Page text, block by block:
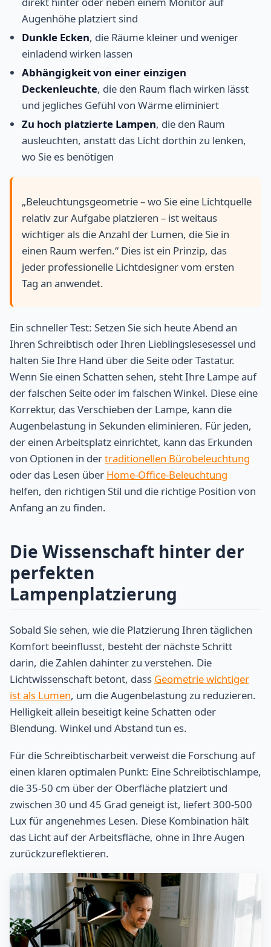
Augenhöhe platziert sind
Dunkle Ecken, die Räume kleiner und weniger
einladend wirken lassen
Abhängigkeit von einer einzigen
Deckenleuchte, die den Raum flach wirken lässt
und jegliches Gefühl von Wärme eliminiert
Zu hoch platzierte Lampen, die den Raum
ausleuchten, anstatt das Licht dorthin zu lenken,
wo Sie es benötigen
„Beleuchtungsgeometrie – wo Sie eine Lichtquelle
relativ zur Aufgabe platzieren – ist weitaus
wichtiger als die Anzahl der Lumen, die Sie in
einen Raum werfen.“ Dies ist ein Prinzip, das
jeder professionelle Lichtdesigner vom ersten
Tag an anwendet.
Ein schneller Test: Setzen Sie sich heute Abend an
Ihren Schreibtisch oder Ihren Lieblingslesesessel und
halten Sie Ihre Hand über die Seite oder Tastatur.
Wenn Sie einen Schatten sehen, steht Ihre Lampe auf
der falschen Seite oder im falschen Winkel. Diese eine
Korrektur, das Verschieben der Lampe, kann die
Augenbelastung in Sekunden eliminieren. Für jeden,
der einen Arbeitsplatz einrichtet, kann das Erkunden
von Optionen in dertraditionellen Bürobeleuchtung
oder das Lesen über Home-Office-Beleuchtung
helfen, den richtigen Stil und die richtige Position von
Anfang an zu finden.
Die Wissenschaft hinter der
perfekten
Lampenplatzierung
Sobald Sie sehen, wie die Platzierung Ihren täglichen
Komfort beeinflusst, besteht der nächste Schritt
darin, die Zahlen dahinter zu verstehen. Die
Lichtwissenschaft betont, dass Geometrie wichtiger
ist als Lumen, um die Augenbelastung zu reduzieren.
Helligkeit allein beseitigt keine Schatten oder
Blendung. Winkel und Abstand tun es.
Für die Schreibtisch­arbeit verweist die Forschung auf
einen klaren optimalen Punkt: Eine Schreibtischlampe,
die 35-50 cm über der Oberfläche platziert und
zwischen 30 und 45 Grad geneigt ist, liefert 300-500
Lux für angenehmes Lesen. Diese Kombination hält
das Licht auf der Arbeitsfläche, ohne in Ihre Augen
zurückzureflektieren.